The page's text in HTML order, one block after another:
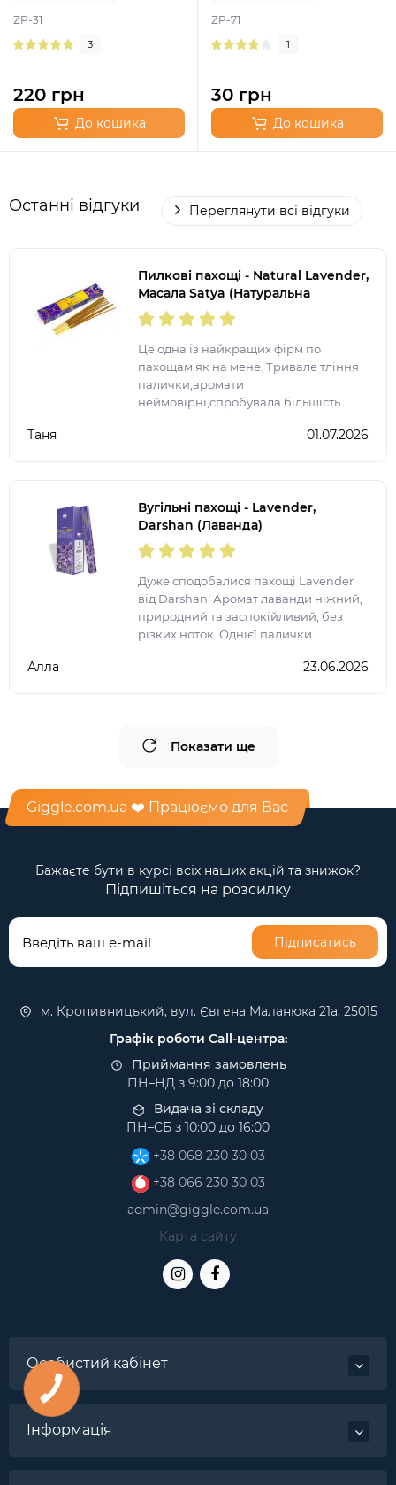
ZP-31
3
220 грн
До кошика
ZP-71
1
30 грн
До кошика
Останні відгуки Переглянути всі відгуки
Пилкові пахощі - Natural Lavender,
Масала Satya (Натуральна
Лаванда)
Це одна із найкращих фірм по
пахощам,як на мене. Тривале тління
палички,аромати
неймовірні,спробувала більшість
запалення ще на довго залишається
Таня 01.07.2026
Вугільні пахощі - Lavender,
Darshan (Лаванда)
Дуже сподобалися пахощі Lavender
від Darshan! Аромат лаванди ніжний,
природний та заспокійливий, без
різких ноток. Однієї палички
атмосферою затишку, гармонії та
Алла 23.06.2026
Показати ще
Giggle.com.ua ❤️ Працюємо для Вас
Бажаєте бути в курсі всіх наших акцій та знижок?
Підпишіться на розсилку
Підписатись
м. Кропивницький, вул. Євгена Маланюка 21а, 25015
Графік роботи Call-центра:
Приймання замовлень
ПН–НД з 9:00 до 18:00
Видача зі складу
ПН–СБ з 10:00 до 16:00
+38 068 230 30 03
+38 066 230 30 03
admin@giggle.com.ua
Карта сайту
Особистий кабінет
Інформація